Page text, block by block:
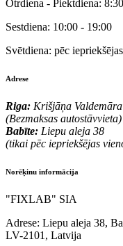
Otrdiena - Piektdiena:
Sestdiena: 10:00 - 19:00
Svētdiena: pēc
Adrese
Riga: Krišjāņa
(Bezmaksas autostāvvieta)
Babīte: Liepu aleja 38
(tikai pēc iepriekšējas
Norēķinu informācija
"FIXLAB" SIA
Adrese: Liepu aleja 38,
LV-2101, Latvija